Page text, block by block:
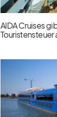
AIDA Cruises
Touristensteuer